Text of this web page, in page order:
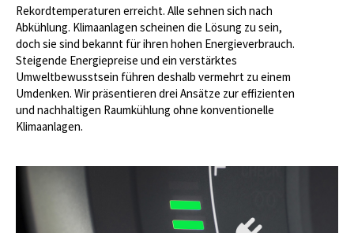
Rekordtemperaturen erreicht. Alle sehnen sich nach
Abkühlung. Klimaanlagen scheinen die Lösung zu sein,
doch sie sind bekannt für ihren hohen Energieverbrauch.
Steigende Energiepreise und ein verstärktes
Umweltbewusstsein führen deshalb vermehrt zu einem
Umdenken. Wir präsentieren drei Ansätze zur effizienten
und nachhaltigen Raumkühlung ohne konventionelle
Klimaanlagen.